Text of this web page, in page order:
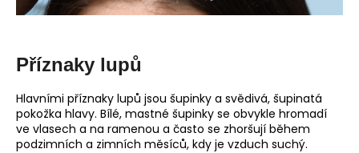
Příznaky lupů
Hlavními příznaky lupů jsou šupinky a svědivá, šupinatá
pokožka hlavy. Bílé, mastné šupinky se obvykle hromadí
ve vlasech a na ramenou a často se zhoršují během
podzimních a zimních měsíců, kdy je vzduch suchý.
m